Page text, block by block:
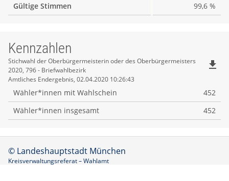
Gültige Stimmen
99,6 %
Kennzahlen
Kennzahlen
Stichwahl der Oberbürgermeisterin oder des Oberbürgermeisters
2020, 796 - Briefwahlbezirk
Amtliches Endergebnis, 02.04.2020 10:26:43
file_download
Wähler*innen mit Wahlschein
452
Wähler*innen insgesamt
452
© Landeshauptstadt München
Kreisverwaltungsreferat – Wahlamt